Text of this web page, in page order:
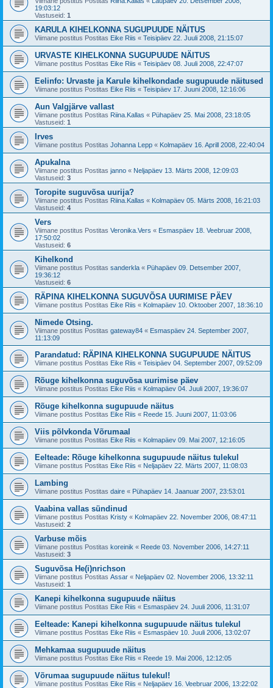
19:03:12
Vastuseid: 1
KARULA KIHELKONNA SUGUPUUDE NÄITUS
Viimane postitus Postitas Eike Riis « Teisipäev 22. Juuli 2008, 21:15:07
URVASTE KIHELKONNA SUGUPUUDE NÄITUS
Viimane postitus Postitas Eike Riis « Teisipäev 08. Juuli 2008, 22:47:07
Eelinfo: Urvaste ja Karule kihelkondade sugupuude näitused
Viimane postitus Postitas Eike Riis « Teisipäev 17. Juuni 2008, 12:16:06
Aun Valgjärve vallast
Viimane postitus Postitas Riina.Kallas « Pühapäev 25. Mai 2008, 23:18:05
Vastuseid: 1
Irves
Viimane postitus Postitas Johanna Lepp « Kolmapäev 16. Aprill 2008, 22:40:04
Apukalna
Viimane postitus Postitas janno « Neljapäev 13. Märts 2008, 12:09:03
Vastuseid: 3
Toropite suguvõsa uurija?
Viimane postitus Postitas Riina.Kallas « Kolmapäev 05. Märts 2008, 16:21:03
Vastuseid: 4
Vers
Viimane postitus Postitas Veronika.Vers « Esmaspäev 18. Veebruar 2008,
17:50:02
Vastuseid: 6
Kihelkond
Viimane postitus Postitas sanderkla « Pühapäev 09. Detsember 2007,
19:36:12
Vastuseid: 6
RÄPINA KIHELKONNA SUGUVÕSA UURIMISE PÄEV
Viimane postitus Postitas Eike Riis « Kolmapäev 10. Oktoober 2007, 18:36:10
Nimede Otsing.
Viimane postitus Postitas gateway84 « Esmaspäev 24. September 2007,
11:13:09
Parandatud: RÄPINA KIHELKONNA SUGUPUUDE NÄITUS
Viimane postitus Postitas Eike Riis « Teisipäev 04. September 2007, 09:52:09
Rõuge kihelkonna suguvõsa uurimise päev
Viimane postitus Postitas Eike Riis « Kolmapäev 04. Juuli 2007, 19:36:07
Rõuge kihelkonna sugupuude näitus
Viimane postitus Postitas Eike Riis « Reede 15. Juuni 2007, 11:03:06
Viis põlvkonda Võrumaal
Viimane postitus Postitas Eike Riis « Kolmapäev 09. Mai 2007, 12:16:05
Eelteade: Rõuge kihelkonna sugupuude näitus tulekul
Viimane postitus Postitas Eike Riis « Neljapäev 22. Märts 2007, 11:08:03
Lambing
Viimane postitus Postitas daire « Pühapäev 14. Jaanuar 2007, 23:53:01
Vaabina vallas sündinud
Viimane postitus Postitas Kristy « Kolmapäev 22. November 2006, 08:47:11
Vastuseid: 2
Varbuse mõis
Viimane postitus Postitas koreinik « Reede 03. November 2006, 14:27:11
Vastuseid: 3
Suguvõsa He(i)nrichson
Viimane postitus Postitas Assar « Neljapäev 02. November 2006, 13:32:11
Vastuseid: 1
Kanepi kihelkonna sugupuude näitus
Viimane postitus Postitas Eike Riis « Esmaspäev 24. Juuli 2006, 11:31:07
Eelteade: Kanepi kihelkonna sugupuude näitus tulekul
Viimane postitus Postitas Eike Riis « Esmaspäev 10. Juuli 2006, 13:02:07
Mehkamaa sugupuude näitus
Viimane postitus Postitas Eike Riis « Reede 19. Mai 2006, 12:12:05
Võrumaa sugupuude näitus tulekul!
Viimane postitus Postitas Eike Riis « Neljapäev 16. Veebruar 2006, 13:22:02